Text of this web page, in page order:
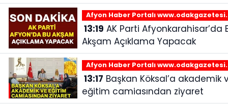
Afyon Haber Portalı
13:19
Akşam Açıklama Yapacak
Afyon Haber Portalı
13:17
eğitim camiasından ziyaret